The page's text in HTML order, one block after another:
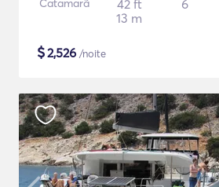
Catamarã
42 ft
13 m
6
$2,526 /noite